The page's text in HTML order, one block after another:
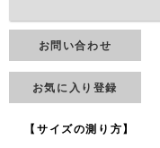
お問い合わせ
お気に入り登録
【サイズの測り方】